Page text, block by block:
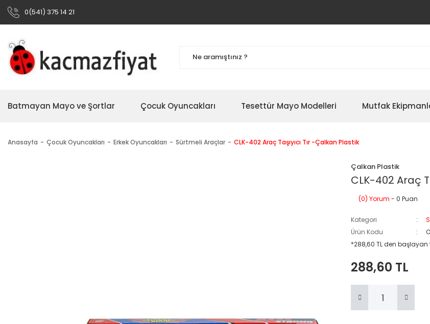
0(541) 375 14 21
Batmayan Mayo ve Şortlar Çocuk Oyuncakları Tesettür Mayo Modelleri Mutfak
Anasayfa Çocuk Oyuncakları Erkek Oyuncakları Sürtmeli Araçlar CLK-402 Araç Taşıyıcı Tır -Çalkan Plastik
Çalkan Plastik
CLK-402 Araç
(0) Yorum - 0 Puan
Kategori
Ürün Kodu
*288,60 TL den başlayan
288,60 TL